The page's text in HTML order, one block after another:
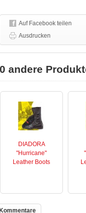
Auf Facebook teilen
Ausdrucken
andere
DIADORA
"Hurricane"
Leather Boots
Kommentare